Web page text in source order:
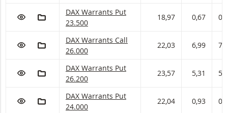
VOEG TOE AAN WATCHLIST
AAN PORTFOLIO TOEVOEGEN
DAX Warrants met ISIN code:
DAX Warrants Put
23.500
18,97 0,67
VOEG TOE AAN WATCHLIST
AAN PORTFOLIO TOEVOEGEN
DAX Warrants met ISIN code:
DAX Warrants Call
26.000
22,03 6,99
VOEG TOE AAN WATCHLIST
AAN PORTFOLIO TOEVOEGEN
DAX Warrants met ISIN code:
DAX Warrants Put
26.200
23,57 5,31
VOEG TOE AAN WATCHLIST
AAN PORTFOLIO TOEVOEGEN
DAX Warrants met ISIN code:
DAX Warrants Put
24.000
22,04 0,93